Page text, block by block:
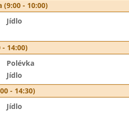
(9:00 - 10:00)
Jídlo
- 14:00)
Polévka
Jídlo
- 14:30)
Jídlo